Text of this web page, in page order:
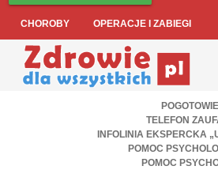
CHOROBY OPERACJE I ZABIEGI
TELEFON
INFOLINIA EKSPERCKA
POMOC
POMOC